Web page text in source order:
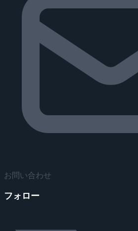
お問い合わせ
フォロー